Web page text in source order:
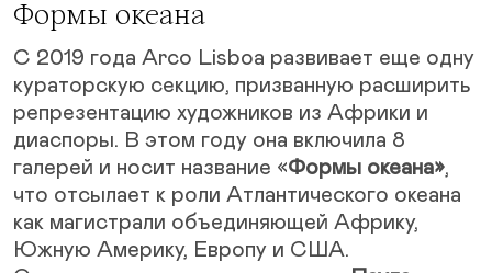
Формы океана
С 2019 года Arco Lisboa развивает еще одну
кураторскую секцию, призванную расширить
репрезентацию художников из Африки и
диаспоры. В этом году она включила 8
галерей и носит название «Формы океана»,
что отсылает к роли Атлантического океана
как магистрали объединяющей Африку,
Южную Америку, Европу и США.